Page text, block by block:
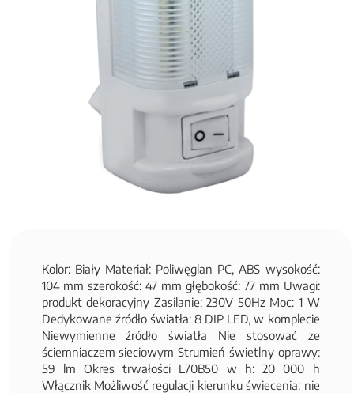
Kolor: Biały Materiał: Poliwęglan PC, ABS wysokość:
104 mm szerokość: 47 mm głębokość: 77 mm Uwagi:
produkt dekoracyjny Zasilanie: 230V 50Hz Moc: 1 W
Dedykowane źródło światła: 8 DIP LED, w komplecie
Niewymienne źródło światła Nie stosować ze
ściemniaczem sieciowym Strumień świetlny oprawy:
59 lm Okres trwałości L70B50 w h: 20 000 h
Włącznik Możliwość regulacji kierunku świecenia: nie